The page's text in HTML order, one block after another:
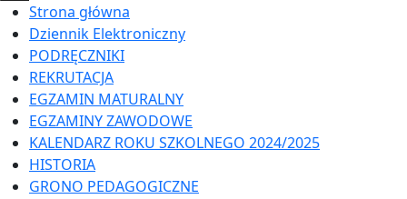
Strona główna
Dziennik Elektroniczny
PODRĘCZNIKI
REKRUTACJA
EGZAMIN MATURALNY
EGZAMINY ZAWODOWE
KALENDARZ ROKU SZKOLNEGO 2024/2025
HISTORIA
GRONO PEDAGOGICZNE